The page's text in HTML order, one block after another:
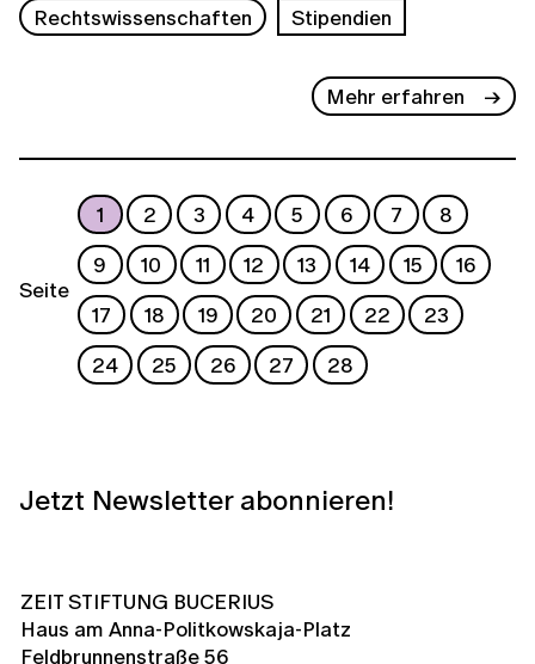
Rechtswissenschaften
Stipendien
Mehr erfahren
Seite
1 2 3 4 5 6 7
8
9
10 11 12 13 14 15
16
17
18 19 20 21 22
23
24
25 26 27 28
Jetzt Newsletter abonnieren!
ZEIT STIFTUNG BUCERIUS
Haus am Anna-Politkowskaja-Platz
Feldbrunnenstraße 56